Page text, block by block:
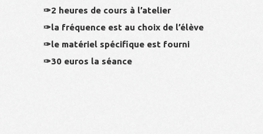
✑2 heures de cours à l’atelier
✑la fréquence est au choix de l’élève
✑le matériel spécifique est fourni
✑30 euros la séance